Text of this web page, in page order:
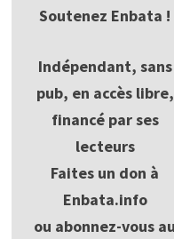
Soutenez Enbata !
Indépendant, sans
pub, en accès libre,
financé par ses
lecteurs
Faites un don à
Enbata.info
ou abonnez-vous au